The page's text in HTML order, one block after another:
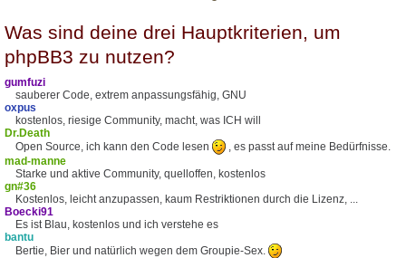
Was sind deine drei Hauptkriterien, um
phpBB3 zu nutzen?
gumfuzi
sauberer Code, extrem anpassungsfähig, GNU
oxpus
kostenlos, riesige Community, macht, was ICH will
Dr.Death
Open Source, ich kann den Code lesen
, es passt auf meine Bedürfnisse.
mad-manne
Starke und aktive Community, quelloffen, kostenlos
gn#36
Kostenlos, leicht anzupassen, kaum Restriktionen durch die Lizenz, ...
Boecki91
Es ist Blau, kostenlos und ich verstehe es
bantu
Bertie, Bier und natürlich wegen dem Groupie-Sex.